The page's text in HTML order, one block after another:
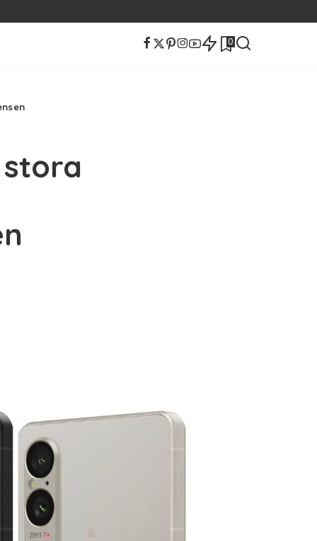
0
stora